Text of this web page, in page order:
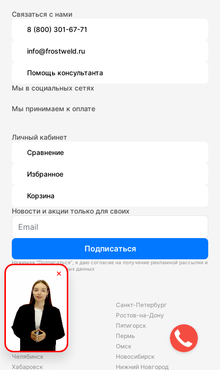
Связаться с нами
8 (800) 301-67-71
info@frostweld.ru
Помощь консультанта
Мы в социальных сетях
Мы принимаем к оплате
Личный кабинет
Сравнение
Избранное
Корзина
Новости и акции только для своих
Подписаться
Нажимая “Подписаться”, я даю согласие на получение рекламной рассылки и
обработку персональных данных
Склады
Владивосток
Екатеринбург
Красноярск
Волгоград
Челябинск
Хабаровск
Санкт-Петербург
Ростов-на-Дону
Пятигорск
Пермь
Омск
Новосибирск
Нижний Новгород